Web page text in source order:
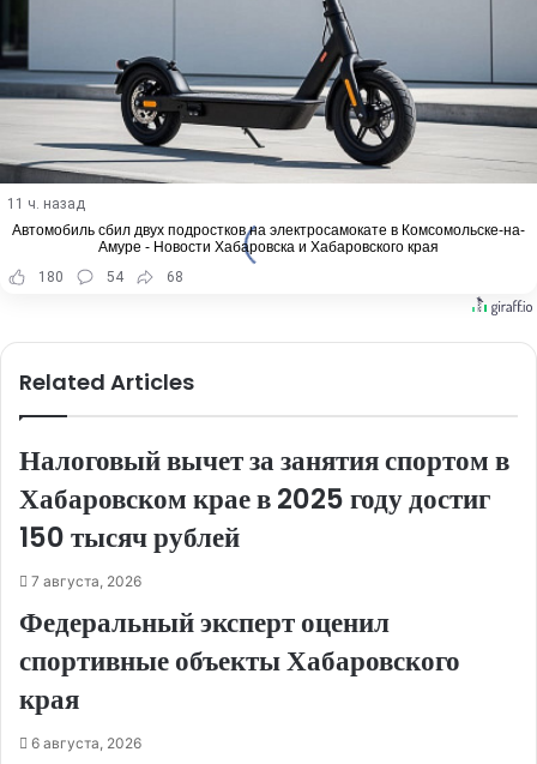
11 ч. назад
Автомобиль сбил двух подростков на электросамокате в Комсомольске-на-
Амуре - Новости Хабаровска и Хабаровского края
180
54 68
Related Articles
Налоговый вычет за занятия спортом в
Хабаровском крае в 2025 году достиг
150 тысяч рублей
7 августа, 2026
Федеральный эксперт оценил
спортивные объекты Хабаровского
края
6 августа, 2026